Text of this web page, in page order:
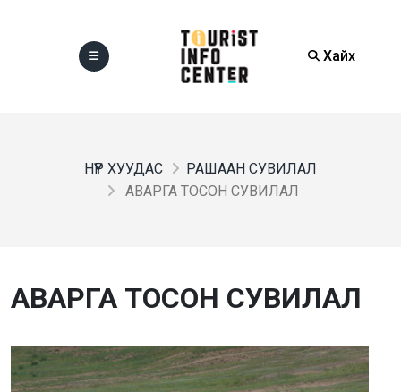
Хайх
НҮҮР ХУУДАС
РАШААН СУВИЛАЛ
АВАРГА ТОСОН СУВИЛАЛ
АВАРГА ТОСОН СУВИЛАЛ